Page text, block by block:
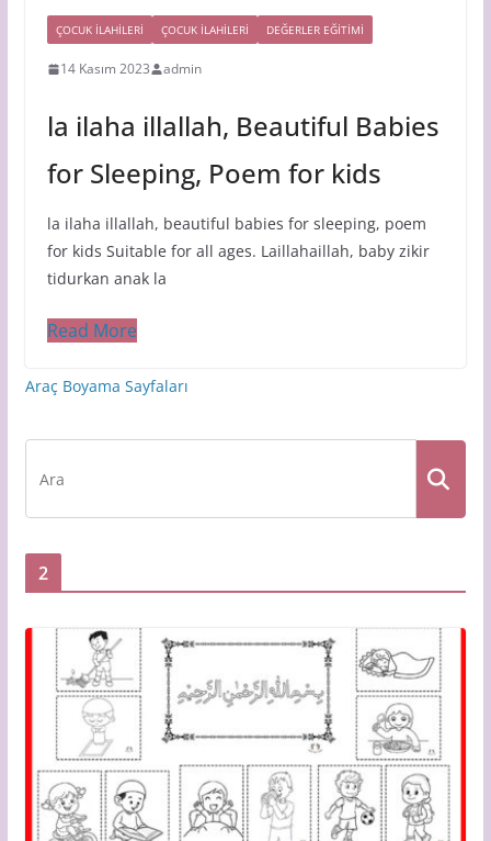
ÇOCUK İLAHİLERİ ÇOCUK ILAHILERI DEĞERLER EĞİTİMİ
14 Kasım 2023 admin
la ilaha illallah, Beautiful Babies
for Sleeping, Poem for kids
la ilaha illallah, beautiful babies for sleeping, poem
for kids Suitable for all ages. Laillahaillah, baby zikir
tidurkan anak la
Read More
Araç Boyama Sayfaları
2